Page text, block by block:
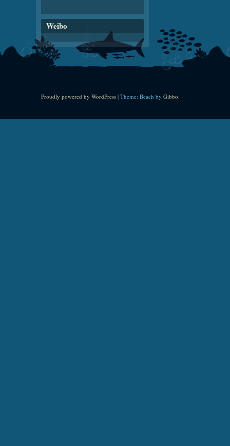
Weibo
Proudly powered by WordPress | Theme: Beach by Gibbo.